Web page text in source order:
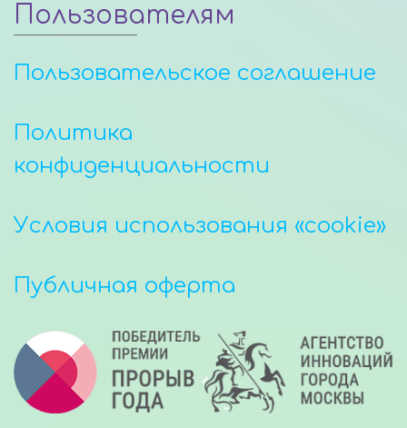
Пользователям
Пользовательское соглашение
Политика
конфиденциальности
Условия использования «cookie»
Публичная оферта